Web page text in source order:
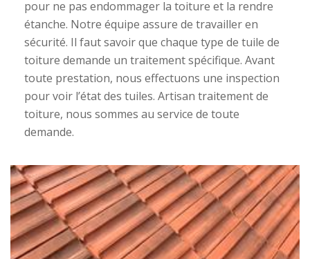
pour ne pas endommager la toiture et la rendre
étanche. Notre équipe assure de travailler en
sécurité. Il faut savoir que chaque type de tuile de
toiture demande un traitement spécifique. Avant
toute prestation, nous effectuons une inspection
pour voir l’état des tuiles. Artisan traitement de
toiture, nous sommes au service de toute
demande.